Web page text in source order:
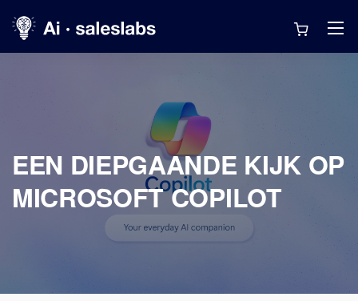
EEN DIEPGAANDE KIJK OP
MICROSOFT COPILOT